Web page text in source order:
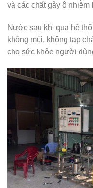
và các chất gây ô nhiễm
Nước sau khi qua hệ
không mùi, không tạp
cho sức khỏe người